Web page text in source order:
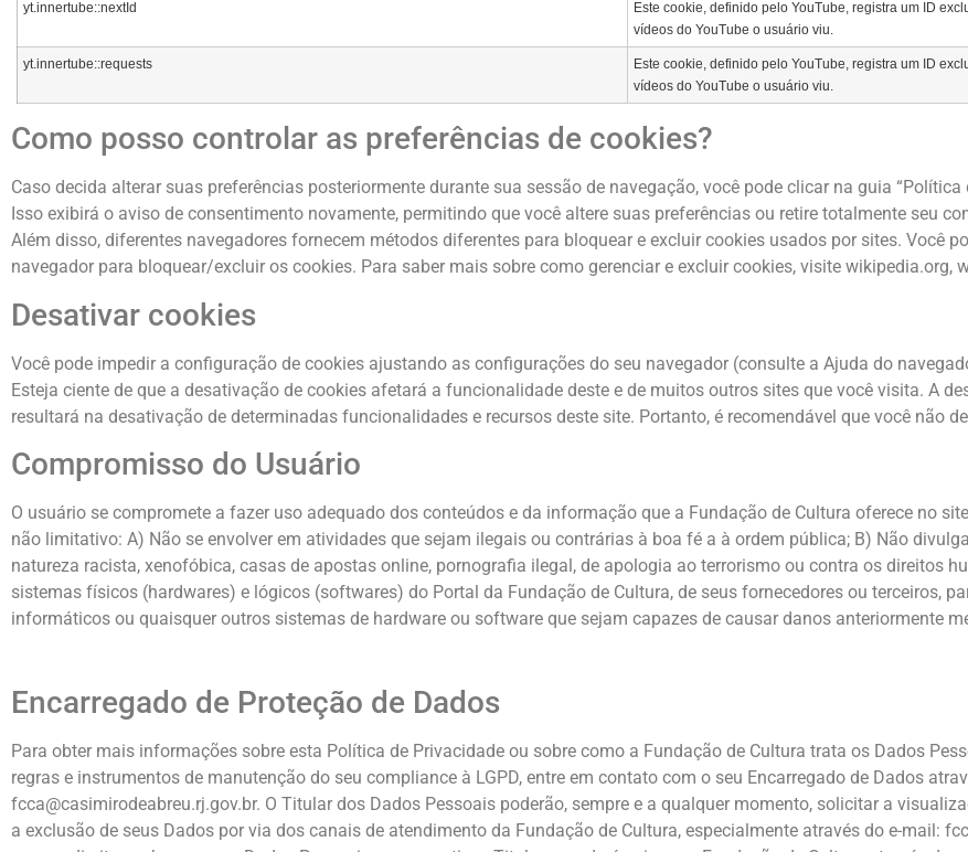
yt.innertube::nextId
Este cookie, definido pelo YouTube, registra um ID
vídeos do YouTube o usuário viu.
yt.innertube::requests
Este cookie, definido pelo YouTube, registra um ID
vídeos do YouTube o usuário viu.
Como posso controlar as preferências de cookies?
Caso decida alterar suas preferências posteriormente durante sua sessão de navegação, você pode clicar na guia “Política
Isso exibirá o aviso de consentimento novamente, permitindo que você altere suas preferências ou retire totalmente seu
Além disso, diferentes navegadores fornecem métodos diferentes para bloquear e excluir cookies usados ​​por sites. Você
navegador para bloquear/excluir os cookies. Para saber mais sobre como gerenciar e excluir cookies, visite wikipedia.org,
Desativar cookies
Você pode impedir a configuração de cookies ajustando as configurações do seu navegador (consulte a Ajuda do
Esteja ciente de que a desativação de cookies afetará a funcionalidade deste e de muitos outros sites que você visita. A
resultará na desativação de determinadas funcionalidades e recursos deste site. Portanto, é recomendável que você não
Compromisso do Usuário
O usuário se compromete a fazer uso adequado dos conteúdos e da informação que a Fundação de Cultura oferece no
não limitativo: A) Não se envolver em atividades que sejam ilegais ou contrárias à boa fé a à ordem pública; B) Não
natureza racista, xenofóbica, casas de apostas online, pornografia ilegal, de apologia ao terrorismo ou contra os direitos
sistemas físicos (hardwares) e lógicos (softwares) do Portal da Fundação de Cultura, de seus fornecedores ou terceiros,
informáticos ou quaisquer outros sistemas de hardware ou software que sejam capazes de causar danos anteriormente
Encarregado de Proteção de Dados
Para obter mais informações sobre esta Política de Privacidade ou sobre como a Fundação de Cultura trata os Dados
regras e instrumentos de manutenção do seu compliance à LGPD, entre em contato com o seu Encarregado de Dados
fcca@casimirodeabreu.rj.gov.br. O Titular dos Dados Pessoais poderão, sempre e a qualquer momento, solicitar a
a exclusão de seus Dados por via dos canais de atendimento da Fundação de Cultura, especialmente através do e-mail: